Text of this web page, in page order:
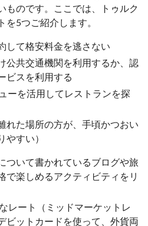
ものです。ここでは、トゥルク
5つご紹介します。
して格安料金を逃さない
公共交通機関を利用するか、認
ビスを利用する
ーを活用してレストランを探
れた場所の方が、手頃かつおい
やすい）
ついて書かれているブログや旅
で楽しめるアクティビティをリ
レート（ミッドマーケットレ
ビットカードを使って、外貨両